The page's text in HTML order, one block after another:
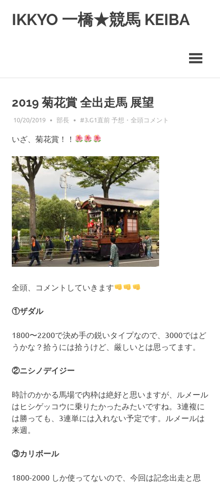
ス
IKKYO 一橋★競馬 KEIBA
2019 菊花賞 全出走馬 展望
10/20/2019 部長 #3.G1直前 予想・全頭コメント
いざ、菊花賞！！
全頭、コメントしていきます
①ザダル
1800〜2200で決め手の鋭いタイプなので、3000ではど
うかな？拾うには拾うけど、厳しいとは思ってます。
②ニシノデイジー
時計のかかる馬場で内枠は絶好と思いますが、ルメール
はヒシゲッコウに乗りたかったみたいですね。3連複に
は勝っても、3連単には入れない予定です。ルメールは
来週。
③カリボール
1800-2000 しか使ってないので、今回は記念出走と思